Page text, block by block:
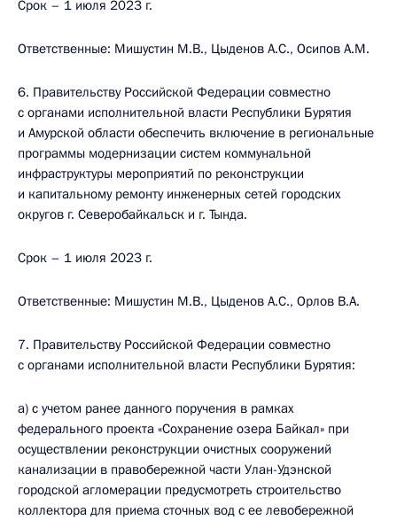
Срок – 1 июля 2023 г.
Ответственные: Мишустин М.В., Цыденов А.С., Осипов А.М.
6. Правительству Российской Федерации совместно
с органами исполнительной власти Республики Бурятия
и Амурской области обеспечить включение в региональные
программы модернизации систем коммунальной
инфраструктуры мероприятий по реконструкции
и капитальному ремонту инженерных сетей городских
округов г. Северобайкальск и г. Тында.
Срок – 1 июля 2023 г.
Ответственные: Мишустин М.В., Цыденов А.С., Орлов В.А.
7. Правительству Российской Федерации совместно
с органами исполнительной власти Республики Бурятия:
а) с учетом ранее данного поручения в рамках
федерального проекта «Сохранение озера Байкал» при
осуществлении реконструкции очистных сооружений
канализации в правобережной части Улан-Удэнской
городской агломерации предусмотреть строительство
коллектора для приема сточных вод с ее левобережной